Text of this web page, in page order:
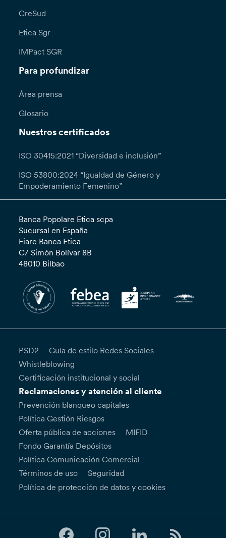
CreSud
Etica Sgr
IMPact SGR
Para profundizar
Área prensa
Glosario
Nuestros certificados
ISO 30415:2021 “Diversidad e inclusión”
ISO 53800:2024 “Igualdad de Género y
Empoderamiento Femenino”
Banca Popolare Etica scpa
Sucursal en España
Fiare Banca Etica
C/ Simón Bolívar 8B
48010 Bilbao
PSD2
Guía de estilo Redes Sociales
Whistleblowing
Certificación institucional y social
Reclamaciones y atención al cliente
Prevención blanqueo capitales
Política Gestión Riesgos
Oferta pública de acciones
MIFID
Fondo Garantía Depósitos
Política Comunicación Comercial
Términos de uso
Seguridad
Política de protección de datos y cookies